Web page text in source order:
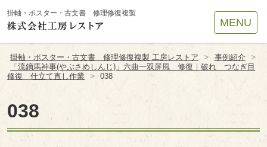
掛軸・ポスター・古文書 修理修復複製
MENU
掛軸・ポスター・古文書 修理修復複製 工房レストア > 事例紹介 >
「流鏑馬神事(やぶさめしんじ)」六曲一双屏風 修復｜破れ つなぎ目
修復 仕立て直し作業 > 038
038
Site
Footer